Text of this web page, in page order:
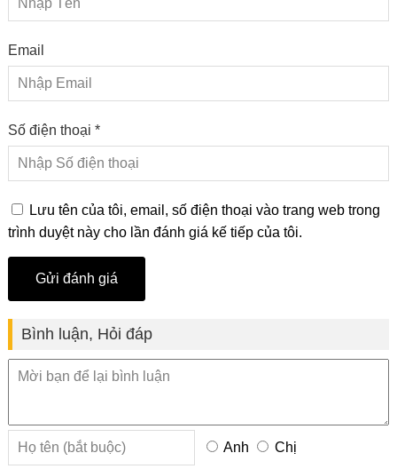
Email
Số điện thoại *
Lưu tên của tôi, email, số điện thoại vào trang web trong
trình duyệt này cho lần đánh giá kế tiếp của tôi.
Bình luận, Hỏi đáp
Anh Chị